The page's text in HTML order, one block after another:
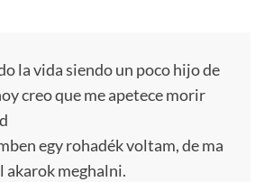
la vida siendo un poco hijo de
creo que me apetece morir
egy rohadék voltam, de ma
akarok meghalni.